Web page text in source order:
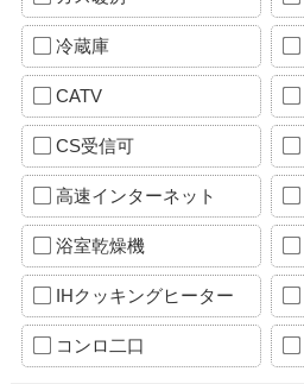
冷蔵庫
CATV
CS受信可
高速インターネット
浴室乾燥機
IHクッキングヒーター
コンロ二口